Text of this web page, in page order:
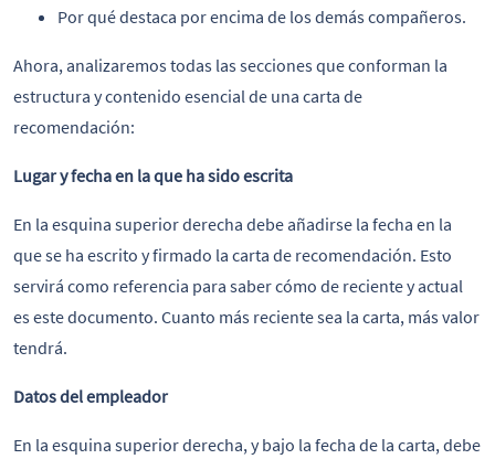
Por qué destaca por encima de los demás compañeros.
Ahora, analizaremos todas las secciones que conforman la
estructura y contenido esencial de una carta de
recomendación:
Lugar y fecha en la que ha sido escrita
En la esquina superior derecha debe añadirse la fecha en la
que se ha escrito y firmado la carta de recomendación. Esto
servirá como referencia para saber cómo de reciente y actual
es este documento. Cuanto más reciente sea la carta, más valor
tendrá.
Datos del empleador
En la esquina superior derecha, y bajo la fecha de la carta, debe